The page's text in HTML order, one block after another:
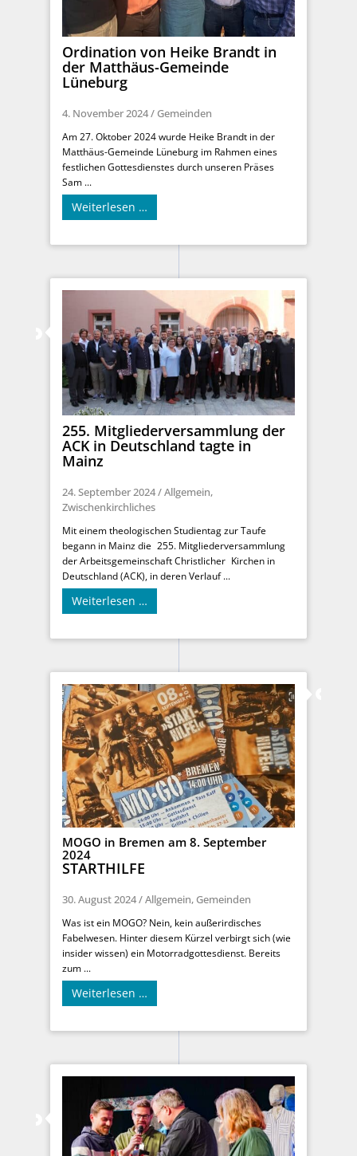
Ordination von Heike Brandt in
der Matthäus-Gemeinde
Lüneburg
4. November 2024/ Gemeinden
Am 27. Oktober 2024 wurde Heike Brandt in der
Matthäus-Gemeinde Lüneburg im Rahmen eines
festlichen Gottesdienstes durch unseren Präses
Sam ...
Weiterlesen …
255. Mitgliederversammlung der
ACK in Deutschland tagte in
Mainz
24. September 2024/Allgemein,
Zwischenkirchliches
Mit einem theologischen Studientag zur Taufe
begann in Mainz die 255. Mitgliederversammlung
der Arbeitsgemeinschaft Christlicher Kirchen in
Deutschland (ACK), in deren Verlauf ...
Weiterlesen …
MOGO in Bremen am 8. September
2024
STARTHILFE
30. August 2024/Allgemein, Gemeinden
Was ist ein MOGO? Nein, kein außerirdisches
Fabelwesen. Hinter diesem Kürzel verbirgt sich (wie
insider wissen) ein Motorradgottesdienst. Bereits
zum ...
Weiterlesen …